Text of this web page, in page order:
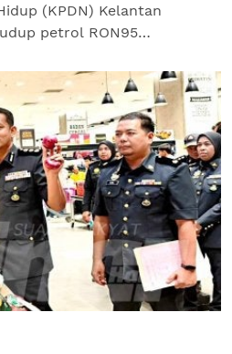
(KPDN) Kelantan
petrol RON95